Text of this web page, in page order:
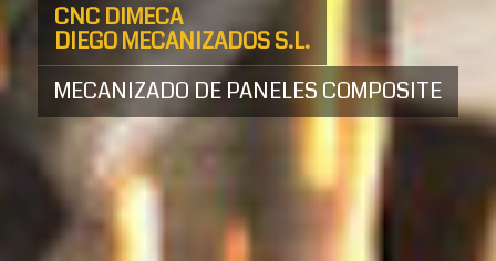
CNC DIMECA
DIEGO MECANIZADOS S.L.
MECANIZADO DE PANELES COMPOSITE